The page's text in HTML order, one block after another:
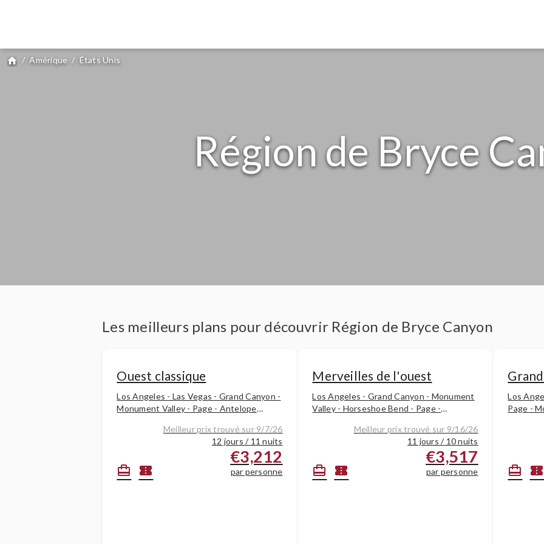
home / Amérique / États Unis
Région de Bryce
Les meilleurs plans pour découvrir Région de Bryce Canyon
Ouest classique
Los Angeles - Las Vegas - Grand Canyon -
Monument Valley - Page - Antelope
Valley of Fire - Las Vegas -
card_travel confirmation_number
Meilleur prix trouvé sur 9/7/26
12 jours / 11 nuits
€3,212
par personne
Merveilles de l'ouest
Los Angeles - Grand Canyon - Monument
Valley - Horseshoe Bend - Page -
Canyon - Las Vegas - Mammoth Lakes /
card_travel confirmation_number
Meilleur prix trouvé sur 9/16/26
11 jours / 10 nuits
€3,517
par personne
Los
Page -
card_travel confirmation_number